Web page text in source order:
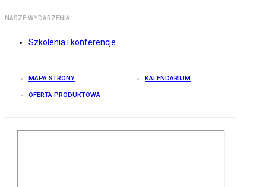
NASZE WYDARZENIA
Szkolenia i konferencje
MAPA STRONY KALENDARIUM
OFERTA PRODUKTOWA